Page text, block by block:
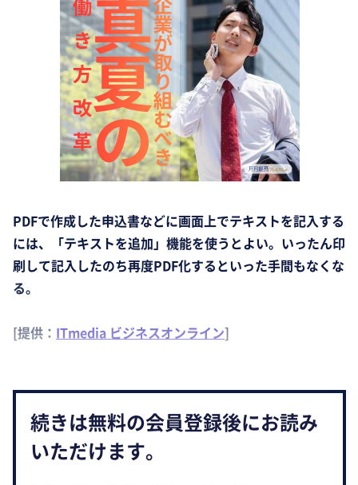
PDFで作成した申込書などに画面上でテキストを記入する
には、「テキストを追加」機能を使うとよい。いったん印
刷して記入したのち再度PDF化するといった手間もなくな
る。
[提供： ITmedia ビジネスオンライン]
続きは無料の会員登録後にお読み
いただけます。